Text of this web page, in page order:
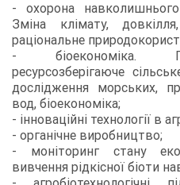
- охорона
Зміна клімату,
раціональне
- біоекономіка.
ресурсозберігаюче
дослідження морських,
вод, біоекономіка;
- інноваційні технології в
- органічне виробництво;
- моніторинг стану
вивчення рідкісної біоти